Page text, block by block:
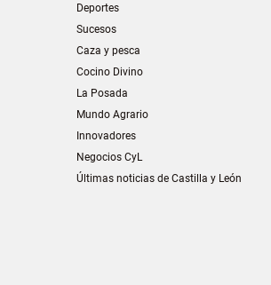
Deportes
Sucesos
Caza y pesca
Cocino Divino
La Posada
Mundo Agrario
Innovadores
Negocios CyL
Últimas noticias de Castilla y León